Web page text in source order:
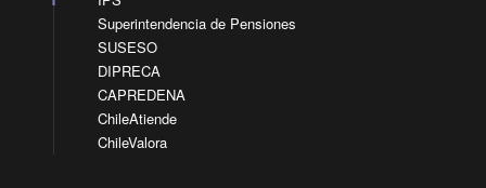
Superintendencia de Pensiones
SUSESO
DIPRECA
CAPREDENA
ChileAtiende
ChileValora